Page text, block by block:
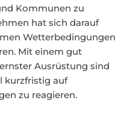
Kommunen zu
hat sich darauf
Wetterbedingungen
Mit einem gut
Ausrüstung sind
kurzfristig auf
zu reagieren.